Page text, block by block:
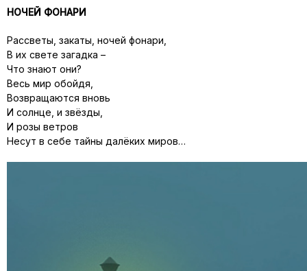
НОЧЕЙ ФОНАРИ
Рассветы, закаты, ночей фонари,
В их свете загадка –
Что знают они?
Весь мир обойдя,
Возвращаются вновь
И солнце, и звёзды,
И розы ветров
Несут в себе тайны далёких миров…